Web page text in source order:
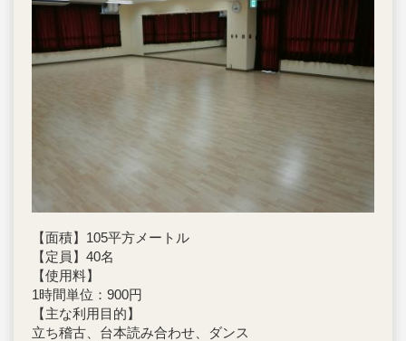
【面積】105平方メートル
【定員】40名
【使用料】
1時間単位：900円
【主な利用目的】
立ち稽古、台本読み合わせ、ダンス